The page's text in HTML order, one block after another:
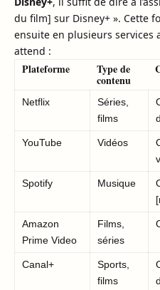
du film] sur Disney+ ». Cette
ensuite en plusieurs services
attend :
Plateforme Type de
contenu
Netflix
Séries,
films
YouTube Vidéos
Spotify Musique
Amazon
Prime Video
Films,
séries
Canal+
Sports,
films